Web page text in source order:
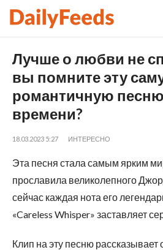
Лучше о любви не
вы помните эту
романтичную
времени?
18.03.2023 5:27 ИНТЕРЕСНО
Эта песня стала самым ярким
прославила великолепного
сейчас каждая нота его
«Careless Whisper» заставляет
Клип на эту песню рассказывает